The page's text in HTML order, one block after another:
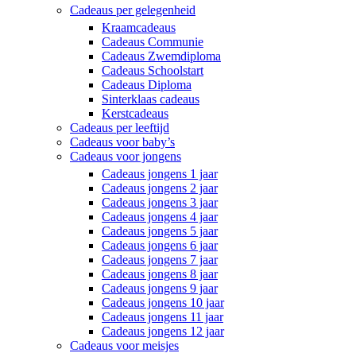
Cadeaus per gelegenheid
Kraamcadeaus
Cadeaus Communie
Cadeaus Zwemdiploma
Cadeaus Schoolstart
Cadeaus Diploma
Sinterklaas cadeaus
Kerstcadeaus
Cadeaus per leeftijd
Cadeaus voor baby’s
Cadeaus voor jongens
Cadeaus jongens 1 jaar
Cadeaus jongens 2 jaar
Cadeaus jongens 3 jaar
Cadeaus jongens 4 jaar
Cadeaus jongens 5 jaar
Cadeaus jongens 6 jaar
Cadeaus jongens 7 jaar
Cadeaus jongens 8 jaar
Cadeaus jongens 9 jaar
Cadeaus jongens 10 jaar
Cadeaus jongens 11 jaar
Cadeaus jongens 12 jaar
Cadeaus voor meisjes